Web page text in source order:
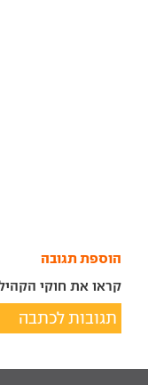
הוספת תגובה
קראו את חוקי
תגובות לכתבה